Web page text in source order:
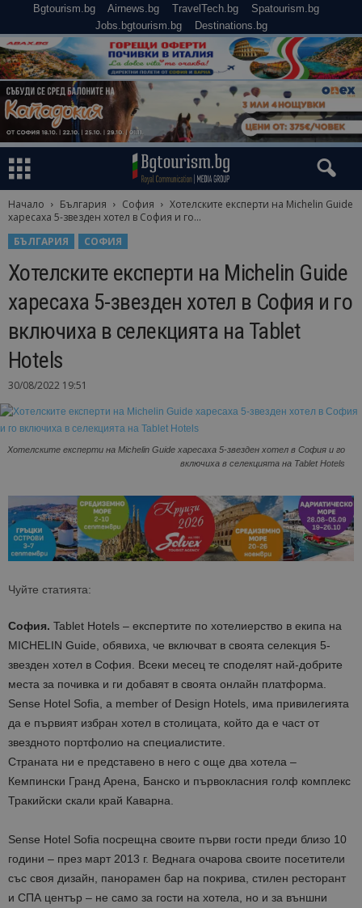
Bgtourism.bg Airnews.bg TravelTech.bg
Spatourism.bg
Jobs.bgtourism.bg
Destinations.bg
Начало България София
Хотелските експерти на Michelin Guide
харесаха 5-звезден хотел в София и го...
БЪЛГАРИЯ
СОФИЯ
Хотелските експерти на Michelin Guide
харесаха 5-звезден хотел в София и го
включиха в селекцията на Tablet
Hotels
30/08/2022 19:51
Хотелските експерти на Michelin Guide харесаха 5-звезден хотел в София и го
включиха в селекцията на Tablet Hotels
Чуйте статията:
София. Tablet Hotels – експертите по хотелиерство в екипа на
MICHELIN Guide, обявиха, че включват в своята селекция 5-
звезден хотел в София. Всеки месец те споделят най-добрите
места за почивка и ги добавят в своята онлайн платформа.
Sense Hotel Sofia, a member of Design Hotels, има привилегията
да е първият избран хотел в столицата, който да е част от
звездното портфолио на специалистите.
Страната ни е представено в него с още два хотела –
Кемпински Гранд Арена, Банско и първокласния голф комплекс
Тракийски скали край Каварна.
Sense Hotel Sofia посрещна своите първи гости преди близо 10
години – през март 2013 г. Веднага очарова своите посетители
със своя дизайн, панорамен бар на покрива, стилен ресторант
и СПА център – не само за гости на хотела, но и за външни